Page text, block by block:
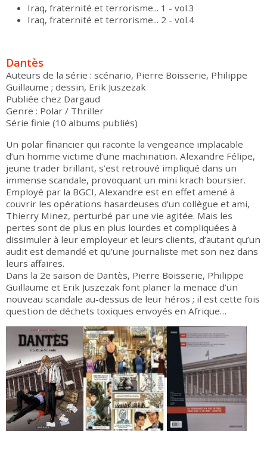
Iraq, fraternité et terrorisme... 1 - vol.3
Iraq, fraternité et terrorisme... 2 - vol.4
Dantès
Auteurs de la série : scénario, Pierre Boisserie, Philippe
Guillaume ; dessin, Erik Juszezak
Publiée chez Dargaud
Genre : Polar / Thriller
Série finie (10 albums publiés)
Un polar financier qui raconte la vengeance implacable
d’un homme victime d’une machination. Alexandre Félipe,
jeune trader brillant, s’est retrouvé impliqué dans un
immense scandale, provoquant un mini krach boursier.
Employé par la BGCI, Alexandre est en effet amené à
couvrir les opérations hasardeuses d’un collègue et ami,
Thierry Minez, perturbé par une vie agitée. Mais les
pertes sont de plus en plus lourdes et compliquées à
dissimuler à leur employeur et leurs clients, d’autant qu’un
audit est demandé et qu’une journaliste met son nez dans
leurs affaires.
Dans la 2e saison de Dantès, Pierre Boisserie, Philippe
Guillaume et Erik Juszezak font planer la menace d’un
nouveau scandale au-dessus de leur héros ; il est cette fois
question de déchets toxiques envoyés en Afrique…